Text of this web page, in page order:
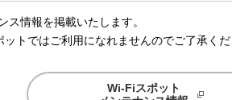
ス情報を掲載いたします。
トではご利用になれませんのでご了承くだ
Wi-Fiスポット